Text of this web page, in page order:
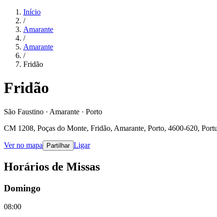
Início
/
Amarante
/
Amarante
/
Fridão
Fridão
São Faustino · Amarante · Porto
CM 1208, Poças do Monte, Fridão, Amarante, Porto, 4600-620,
Ver no mapa Partilhar Ligar
Horários de Missas
Domingo
08:00